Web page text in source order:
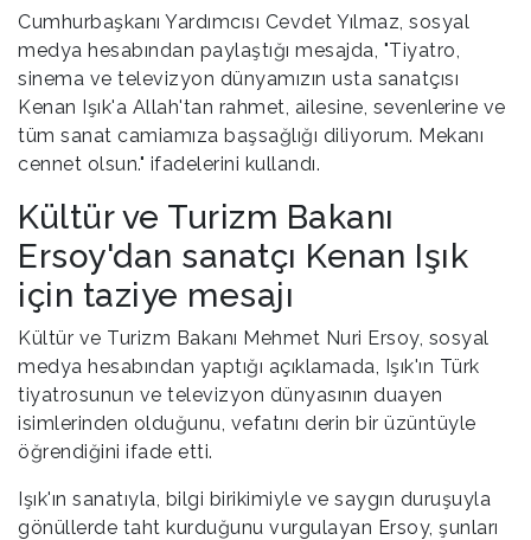
Cumhurbaşkanı Yardımcısı Cevdet Yılmaz, sosyal
medya hesabından paylaştığı mesajda, "Tiyatro,
sinema ve televizyon dünyamızın usta sanatçısı
Kenan Işık'a Allah'tan rahmet, ailesine, sevenlerine ve
tüm sanat camiamıza başsağlığı diliyorum. Mekanı
cennet olsun." ifadelerini kullandı.
Kültür ve Turizm Bakanı
Ersoy'dan sanatçı Kenan Işık
için taziye mesajı
Kültür ve Turizm Bakanı Mehmet Nuri Ersoy, sosyal
medya hesabından yaptığı açıklamada, Işık'ın Türk
tiyatrosunun ve televizyon dünyasının duayen
isimlerinden olduğunu, vefatını derin bir üzüntüyle
öğrendiğini ifade etti.
Işık'ın sanatıyla, bilgi birikimiyle ve saygın duruşuyla
gönüllerde taht kurduğunu vurgulayan Ersoy, şunları